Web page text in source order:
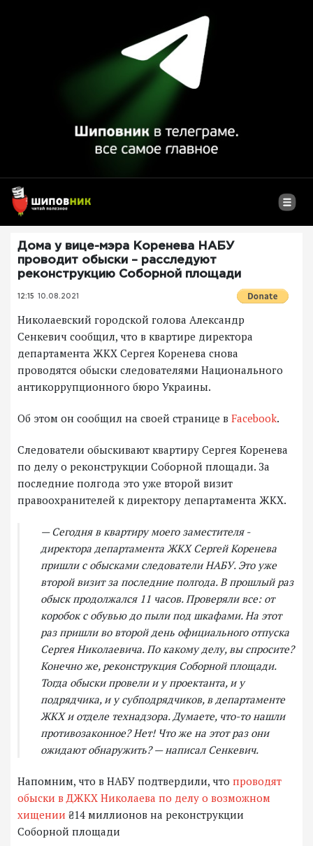
Дома у вице-мэра Коренева НАБУ
проводит обыски – расследуют
реконструкцию Соборной площади
12:15 10.08.2021
Николаевский городской голова Александр
Сенкевич сообщил, что в квартире директора
департамента ЖКХ Сергея Коренева снова
проводятся обыски следователями Национального
антикоррупционного бюро Украины.
Об этом он сообщил на своей странице в Facebook.
Следователи обыскивают квартиру Сергея Коренева
по делу о реконструкции Соборной площади. За
последние полгода это уже второй визит
правоохранителей к директору департамента ЖКХ.
— Сегодня в квартиру моего заместителя -
директора департамента ЖКХ Сергей Коренева
пришли с обысками следователи НАБУ. Это уже
второй визит за последние полгода. В прошлый раз
обыск продолжался 11 часов. Проверяли все: от
коробок с обувью до пыли под шкафами. На этот
раз пришли во второй день официального отпуска
Сергея Николаевича. По какому делу, вы спросите?
Конечно же, реконструкция Соборной площади.
Тогда обыски провели и у проектанта, и у
подрядчика, и у субподрядчиков, в департаменте
ЖКХ и отделе технадзора. Думаете, что-то нашли
противозаконное? Нет! Что же на этот раз они
ожидают обнаружить? — написал Сенкевич.
Напомним, что в НАБУ подтвердили, что проводят
обыски в ДЖКХ Николаева по делу о возможном
хищении ₴14 миллионов на реконструкции
Соборной площади